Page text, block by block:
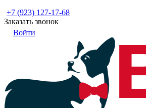
+7 (923) 127-17-68
Заказать звонок
Войти